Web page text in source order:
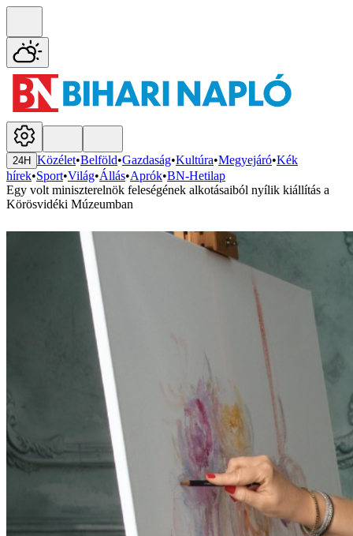
24H Közélet•Belföld•Gazdaság•Kultúra•Megyejáró•Kék
hírek•Sport•Világ•Állás•Aprók•BN-Hetilap
Egy volt miniszterelnök feleségének alkotásaiból nyílik kiállítás a
Körösvidéki Múzeumban